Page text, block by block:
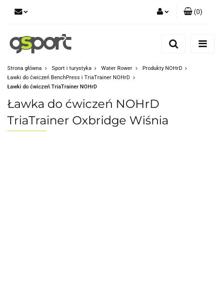
Dodaj zgłoszenie
Zgody cookies
(0)
Strona główna Sport i turystyka Water Rower
Produkty NOHrD
Ławki do ćwiczeń BenchPress i TriaTrainer NOHrD
Ławki do ćwiczeń TriaTrainer NOHrD
Ławka do ćwiczeń NOHrD
TriaTrainer Oxbridge Wiśnia